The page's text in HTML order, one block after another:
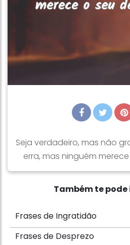
Seja verdadeiro, mas não
erra, mas ninguém
Também te
Frases de Ingratidão
Frases de Desprezo